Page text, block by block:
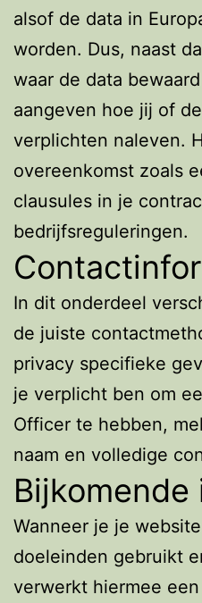
alsof de data in
worden. Dus, naast
waar de data
aangeven hoe jij of
verplichten naleven.
overeenkomst zoals
clausules in je
bedrijfsreguleringen.
In dit onderdeel
de juiste
privacy specifieke
je verplicht ben om
Officer te hebben,
naam en volledige
Wanneer je je
doeleinden gebruikt
verwerkt hiermee